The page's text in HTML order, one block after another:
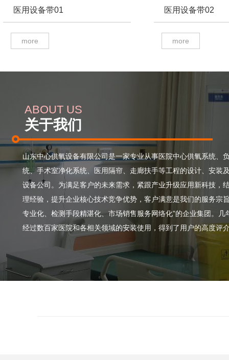
医用设备带01
more
医用设备带02
more
ABOUT US
关于我们
山东中心供氧设备有限公司是一家专业从事医院中心供氧系统、
统、手术室净化系统、医用隔帘、走廊扶手等工程的设计、安装
设备公司。为满足客户的未来需求，紧跟产业升级应用新科技，
理经验，提升企业核心技术竞争优势，客户满意是我们的服务宗
专业化、检测手段精湛化、市场销售服务网络化”的企业集团。
经过数百家医院和各相关领域的安装使用，得到了用户的高度评